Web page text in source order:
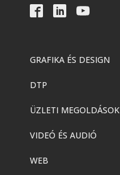
GRAFIKA ÉS DESIGN
DTP
ÜZLETI MEGOLDÁSOK
VIDEÓ ÉS AUDIÓ
WEB